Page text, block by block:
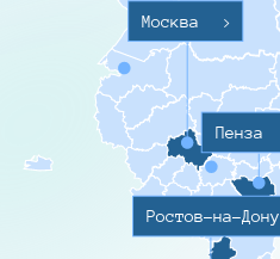
Москва >
Ростов-на-Дону
Пенза